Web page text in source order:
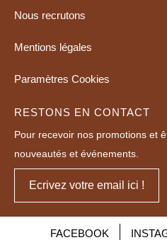
Nous recrutons
Mentions légales
Paramètres Cookies
RESTONS EN CONTACT
Pour recevoir nos promotions et
nouveautés et événements.
Ecrivez votre email ici !
FACEBOOK